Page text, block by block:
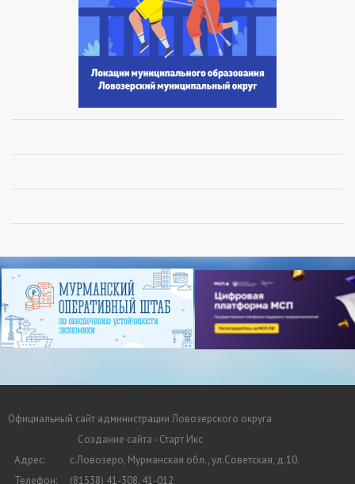
Официальный сайт администрации Ловозерского округа
Создание сайта - Старт Икс
Адрес:
с.Ловозеро, Мурманская обл., ул.Советская, д.10.
Телефон:
(81538) 41-308, 41-012